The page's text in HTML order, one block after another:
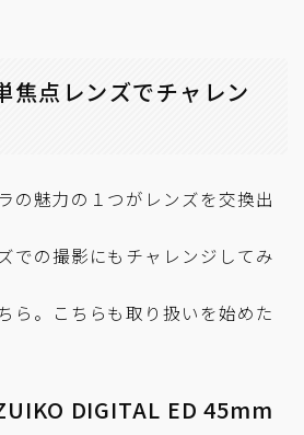
点レンズでチャレン
の魅力の１つがレンズを交換出
での撮影にもチャレンジしてみ
ら。こちらも取り扱いを始めた
DIGITAL ED 45mm